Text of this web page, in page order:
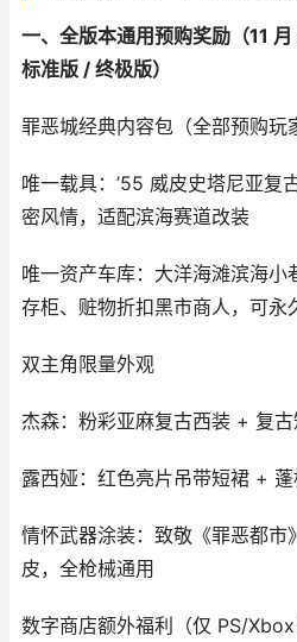
一、全版本通用预购奖励（11
标准版 / 终极版）
罪恶城经典内容包（全部预购玩
唯一载具：’55 威皮史塔尼亚复
密风情，适配滨海赛道改装
唯一资产车库：大洋海滩滨海小
存柜、赃物折扣黑市商人，可永
双主角限量外观
杰森：粉彩亚麻复古西装 + 复
露西娅：红色亮片吊带短裙 +
情怀武器涂装：致敬《罪恶都市
皮，全枪械通用
数字商店额外福利（仅 PS/Xbox